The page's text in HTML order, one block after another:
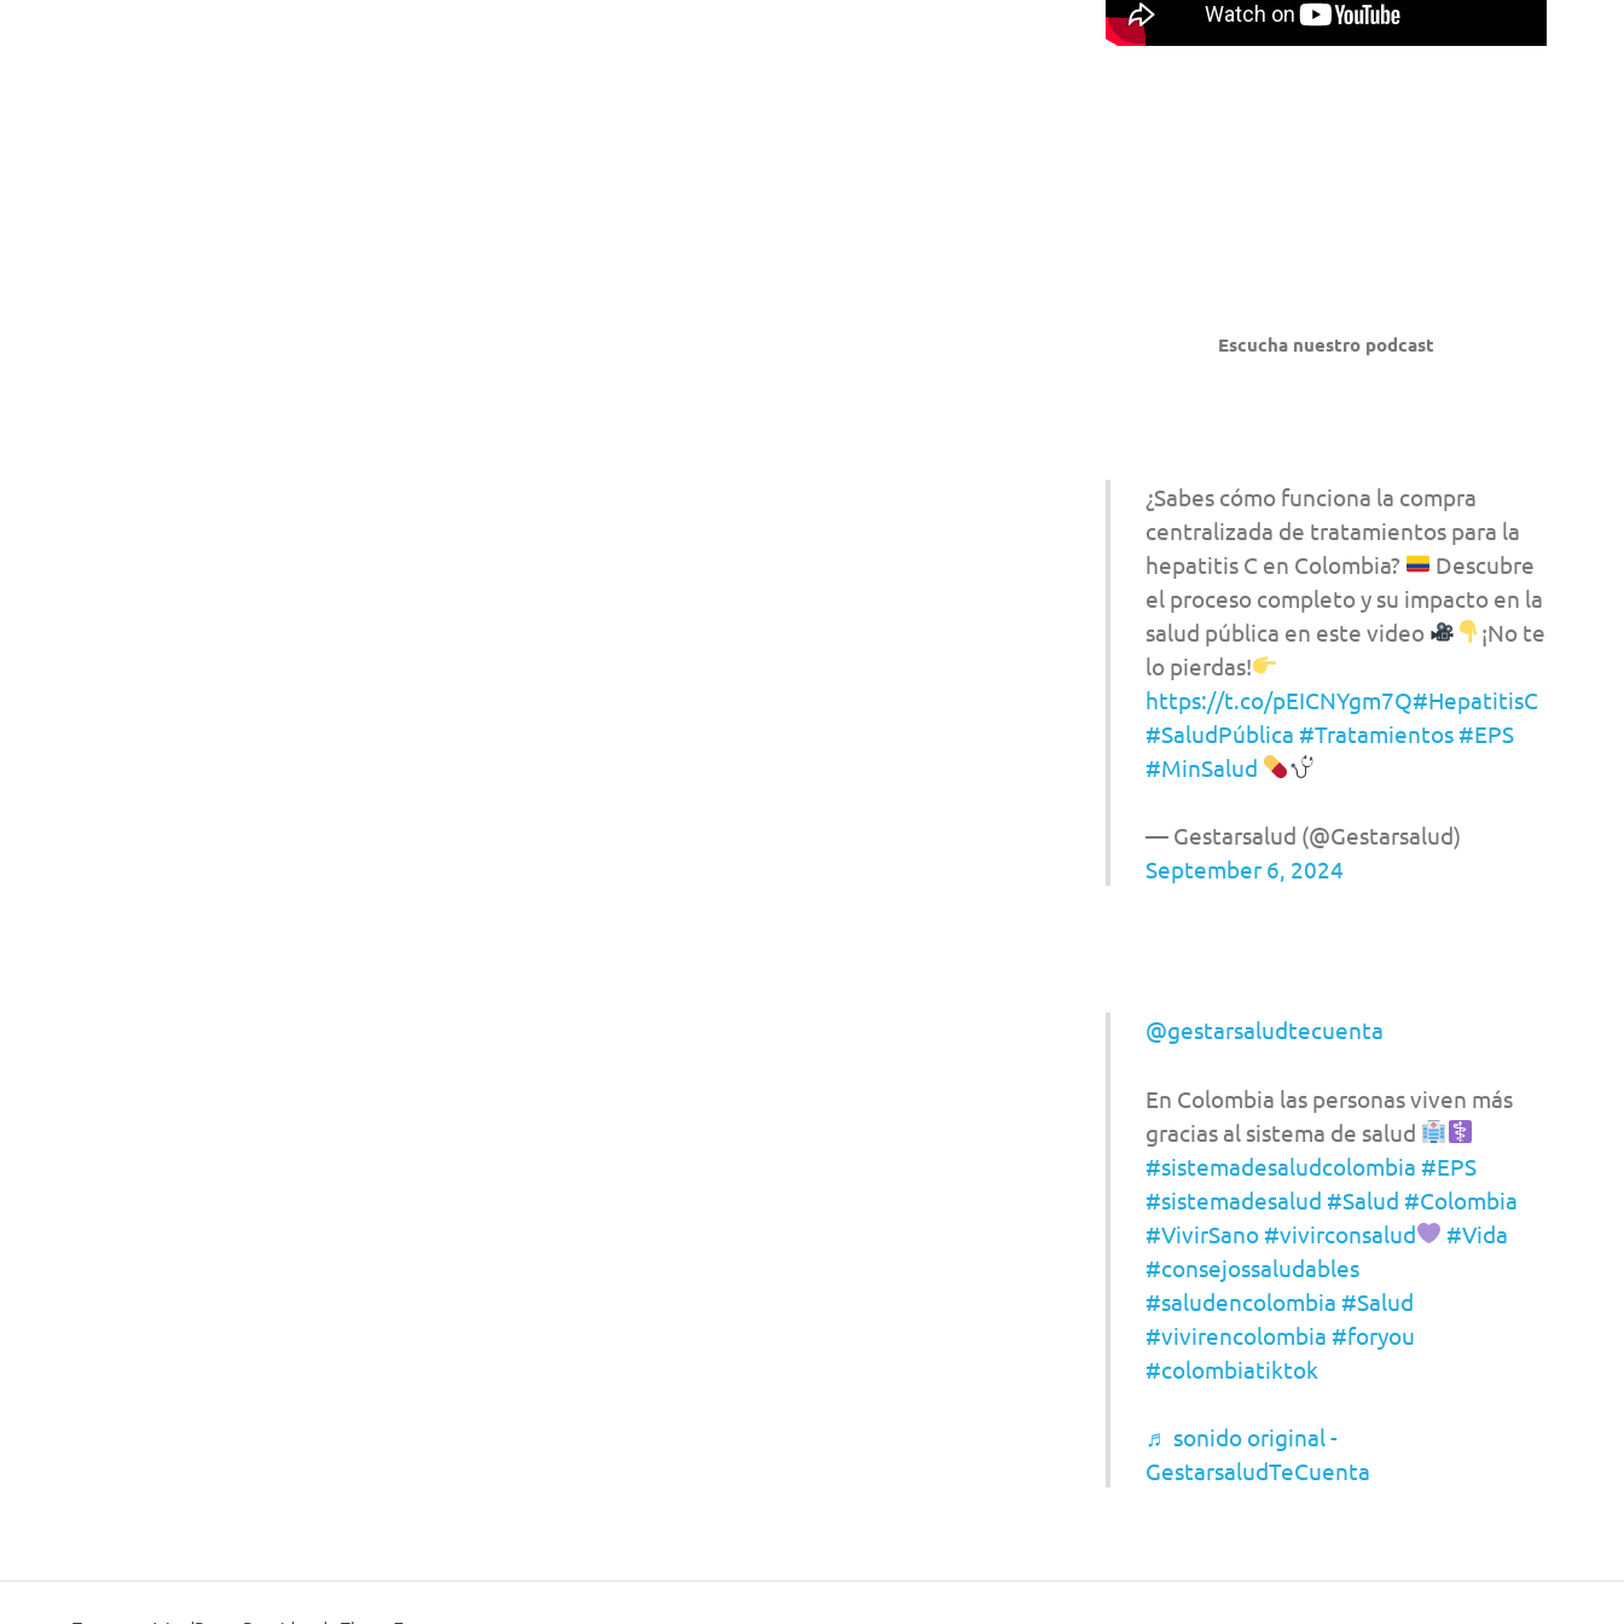
Escucha nuestro podcast
¿Sabes cómo funciona la compra
centralizada de tratamientos para la
hepatitis C en Colombia?
Descubre
el proceso completo y su impacto en la
salud pública en este video
¡No te
lo pierdas!
https://t.co/pEICNYgm7Q#HepatitisC
#SaludPública #Tratamientos #EPS
#MinSalud
— Gestarsalud (@Gestarsalud)
September 6, 2024
@gestarsaludtecuenta
En Colombia las personas viven más
gracias al sistema de salud
#sistemadesaludcolombia #EPS
#sistemadesalud #Salud #Colombia
#VivirSano #vivirconsalud
#Vida
#consejossaludables
#saludencolombia #Salud
#vivirencolombia #foryou
#colombiatiktok
♬ sonido original -
GestarsaludTeCuenta